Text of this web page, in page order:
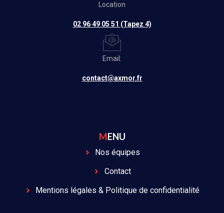
Location
02 96 49 05 51 (Tapez 4)
Email:
contact@axmor.fr
MENU
Nos équipes
Contact
Mentions légales & Politique de confidentialité